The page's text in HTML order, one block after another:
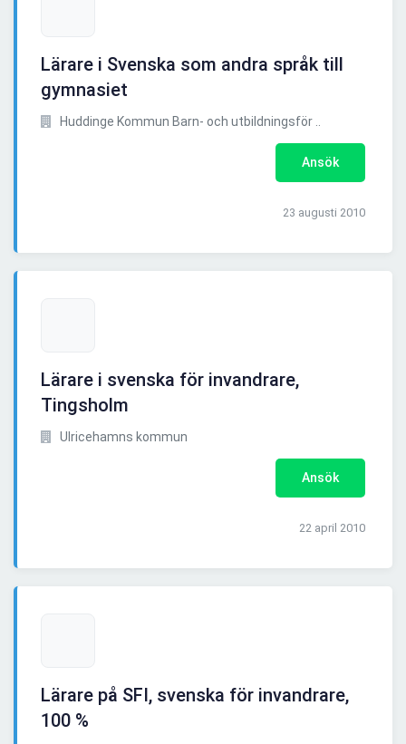
Lärare i Svenska som andra språk till
gymnasiet
Huddinge Kommun Barn- och utbildningsför ..
Ansök
23 augusti 2010
Lärare i svenska för invandrare,
Tingsholm
Ulricehamns kommun
Ansök
22 april 2010
Lärare på SFI, svenska för invandrare,
100 %